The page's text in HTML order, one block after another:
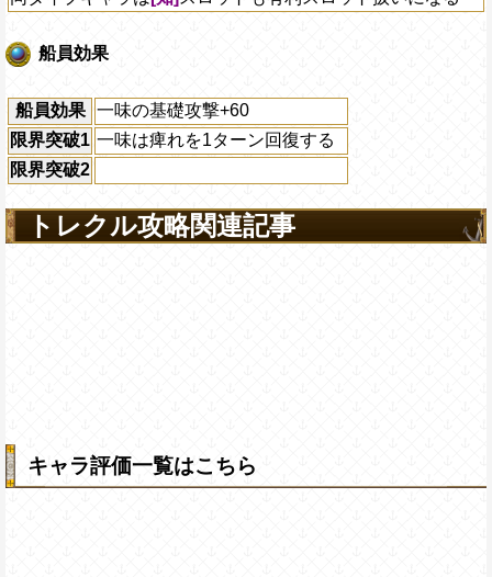
船員効果
船員効果
一味の基礎攻撃+60
限界突破1 一味は痺れを1ターン回復する
限界突破2
トレクル攻略関連記事
キャラ評価一覧はこちら